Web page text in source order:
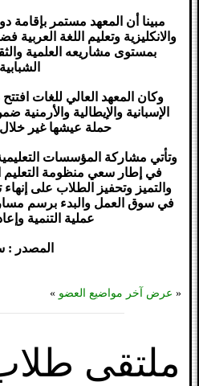
مبينا أن المعهد مستمر بإقامة
والانكليزية وتعليم اللغة العربية
بمستوى مشاريعه العلمية
وكان المعهد العالي للغات
الإسبانية والإيطالية
حملة عيشها غير
في إطار سعي منظومة التعليم
والتميز وتحفيز الطلاب على
في سوق العمل والبدء برسم
عملية التنمية
المصدر :
« عرض آخر مواضيع العضو »
ملتقى